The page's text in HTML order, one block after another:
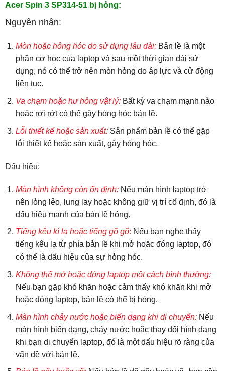
Acer Spin 3 SP314-51 bị hỏng:
Nguyên nhân:
Mòn hoặc hỏng hóc do sử dụng lâu dài:Bản lề là một
phần cơ học của laptop và sau một thời gian dài sử
dụng, nó có thể trở nên mòn hỏng do áp lực và cử động
liên tục.
Va chạm hoặc hư hỏng vật lý:Bất kỳ va chạm mạnh nào
hoặc rơi rớt có thể gây hỏng hóc bản lề.
Lỗi thiết kế hoặc sản xuất:Sản phẩm bản lề có thể gặp
lỗi thiết kế hoặc sản xuất, gây hỏng hóc.
Dấu hiệu:
Màn hình không còn ổn định: Nếu màn hình laptop trở
nên lỏng lẻo, lung lay hoặc không giữ vị trí cố định, đó là
dấu hiệu mạnh của bản lề hỏng.
Tiếng kêu kì lạ hoặc tiếng gõ gõ: Nếu bạn nghe thấy
tiếng kêu lạ từ phía bản lề khi mở hoặc đóng laptop, đó
có thể là dấu hiệu của sự hỏng hóc.
Không thể mở hoặc đóng laptop một cách bình thường:
Nếu bạn gặp khó khăn hoặc cảm thấy khó khăn khi mở
hoặc đóng laptop, bản lề có thể bị hỏng.
Màn hình chảy nước hoặc biến dạng khi di chuyển: Nếu
màn hình biến dạng, chảy nước hoặc thay đổi hình dạng
khi bạn di chuyển laptop, đó là một dấu hiệu rõ ràng của
vấn đề với bản lề.